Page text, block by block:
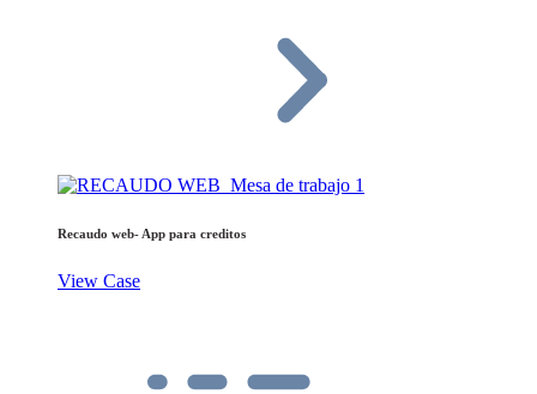
Recaudo web- App para creditos
View Case